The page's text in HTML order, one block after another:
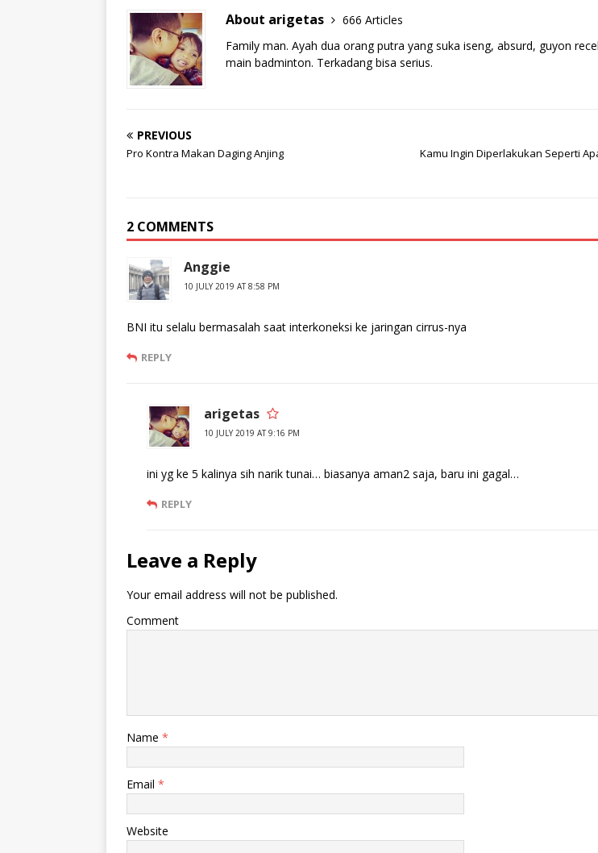
About arigetas
666 Articles
Family man. Ayah dua orang putra yang suka iseng, absurd, guyon
main badminton. Terkadang bisa serius.
PREVIOUS
Pro Kontra Makan Daging Anjing
Kamu Ingin Diperlakukan Seperti
2 COMMENTS
Anggie
10 JULY 2019 AT 8:58 PM
BNI itu selalu bermasalah saat interkoneksi ke jaringan cirrus-nya
REPLY
arigetas
10 JULY 2019 AT 9:16 PM
ini yg ke 5 kalinya sih narik tunai… biasanya aman2 saja, baru ini gagal…
REPLY
Leave a Reply
Your email address will not be published.
Comment
Name *
Email *
Website